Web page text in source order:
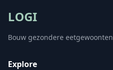
LOGI
Bouw gezondere eetgewoonten
Explore